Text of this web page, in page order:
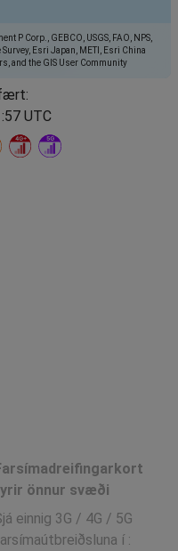
P Corp., GEBCO, USGS, FAO, NPS,
Esri Japan, METI, Esri China
and the GIS User Community
UTC
önnur svæði
einnig 3G / 4G / 5G
í :